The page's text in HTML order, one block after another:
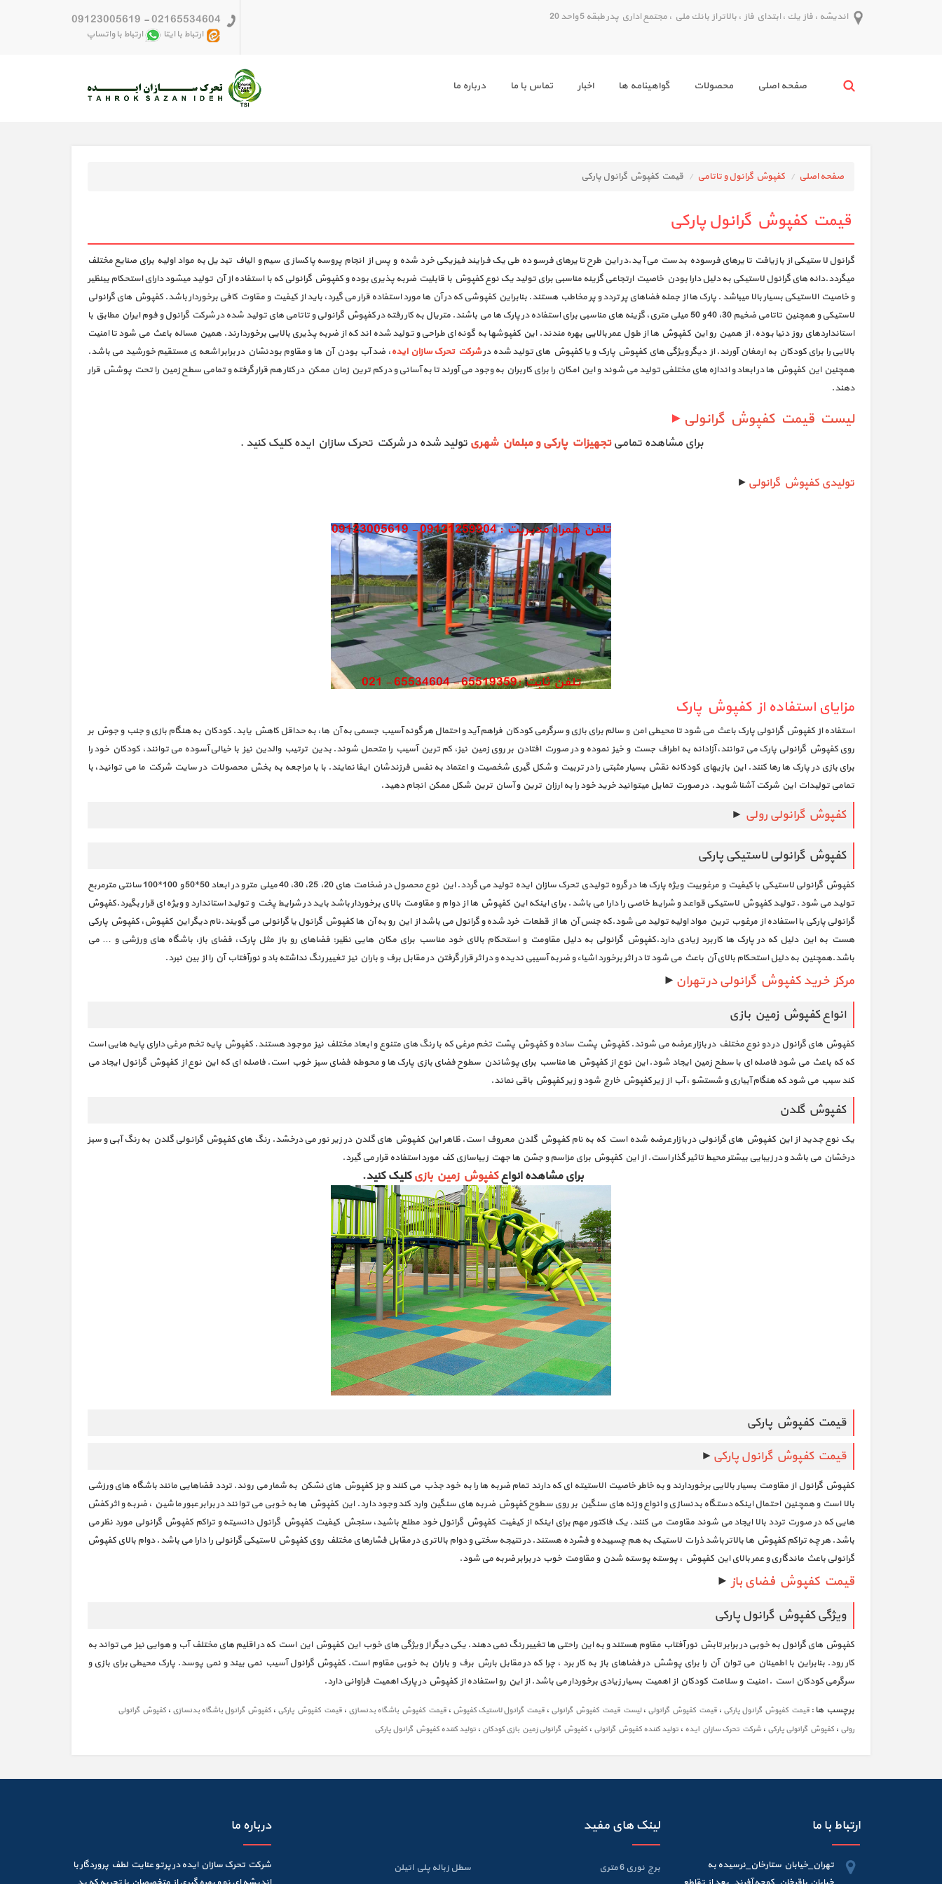
انديشه ، فاز يك ، ابتداي فاز ، بالاتر از بانك ملي ، مجتمع اداري پدر طبقه 5 واحد 20 02165534604
-
09123005619
ارتباط با ایتا ارتباط با واتساپ
صفحه اصلي محصولات گواهينامه ها اخبار تماس با ما درباره ما
صفحه اصلی کفپوش گرانول و تاتامی قیمت کفپوش گرانول پارکی
قیمت کفپوش گرانول پارکی
گرانول لاستیکی از بازیافت تایرهای فرسوده بدست می آید.در این طرح تایرهای فرسوده طی یک فرایند فیزیکی خرد شده و پس از انجام پروسه پاکسازی سیم و الیاف تبدیل به مواد اولیه برای صنایع مختلف
میگردد.دانه های گرانول لاستیکی به دلیل دارا بودن خاصیت ارتجاعی گزینه مناسبی برای تولید یک نوع کفپوش با قابلیت ضربه پذیری بوده و کفپوش گرانولی که با استفاده از آن تولید میشود دارای استحکام بینظیر
و خاصیت الاستیکی بسیار بالا میباشد . پارک ها از جمله فضاهای پر تردد و پر مخاطب هستند. بنابراین کفپوشی که در آن ها مورد استفاده قرار می گیرد، باید از کیفیت و مقاوت کافی برخوردار باشد. کفپوش های گرانولی
لاستیکی و همچنین تاتامی ضخیم 30، 40 و 50 میلی متری، گزینه های مناسبی برای استفاده در پارک ها می باشند. متریال به کار رفته در کفپوش گرانولی و تاتامی های تولید شده در شرکت گرانول و فوم ایران مطابق با
استانداردهای روز دنیا بوده. از همین رو این کفپوش ها از طول عمر بالایی بهره مندند. این کفپوشها به گونه ای طراحی و تولید شده اند که از ضربه پذیری بالایی برخوردارند. همین مساله باعث می شود تا امنیت
بالایی را برای کودکان به ارمغان آورند. از دیگر ویژگی های کفپوش پارک و یا کفپوش های تولید شده درشرکت تحرک سازان ایده، ضد آب بودن آن ها و مقاوم بودنشان در برابر اشعه ی مستقیم خورشید می باشد.
همچنین این کفپوش ها در ابعاد و اندازه های مختلفی تولید می شوند و این امکان را برای کاربران به وجود می آورند تا به آسانی و در کم ترین زمان ممکن در کنار هم قرار گرفته و تمامی سطح زمین را تحت پوشش قرار
دهند.
لیست قیمت کفپوش گرانولی ►
برای مشاهده تمامیتجهیزات پارکی و مبلمان شهری تولید شده در شرکت تحرک سازان ایده کلیک کنید .
تولیدی کفپوش گرانولی ►
مزایای استفاده از کفپوش پارک
استفاده از کفپوش گرانولی پارک باعث می شود تا محیطی امن و سالم برای بازی و سرگرمی کودکان فراهم آید و احتمال هر گونه آسیب جسمی به آن ها، به حداقل کاهش یابد. کودکان به هنگام بازی و جنب و جوش بر
روی کفپوش گرانولی پارک می توانند، آزادانه به اطراف جست و خیز نموده و در صورت افتادن بر روی زمین نیز، کم ترین آسیب را متحمل شوند. بدین ترتیب والدین نیز با خیالی آسوده می توانند، کودکان خود را
برای بازی در پارک ها رها کنند. این بازیهای کودکانه نقش بسیار مثبتی را در تربیت و شکل گیری شخصیت و اعتماد به نفس فرزندشان ایفا نمایند. با با مراجعه به بخش محصولات در سایت شرکت ما می توانید، با
تمامی تولیدات این شرکت آشنا شوید. در صورت تمایل میتوانید خرید خود را به ارزان ترین و آسان ترین شکل ممکن انجام دهید.
کفپوش گرانولی رولی ►
کفپوش گرانولی لاستیکی پارکی
کفپوش گرانولی لاستیکی با کیفیت و مرغوبیت ویژه پارک ها در گروه تولیدی تحرک سازان ایده تولید می گردد. این نوع محصول در ضخامت های 20، 25، 30، 40 میلی متر و در ابعاد 50*50 و 100*100 سانتی مترمربع
تولید می شود. تولید کفپوش لاستیکی قواعد و شرایط خاصی را دارا می باشد. برای اینکه این کفپوش ها از دوام و مقاومت بالای برخوردار باشد باید در شرایط پخت و تولید استاندارد و ویژه ای قرار بگیرد.کفپوش
گرانولی پارکی با استفاده از مرغوب ترین مواد اولیه تولید می شود.که جنس آن ها از قطعات خرد شده و گرانول می باشد از این رو به آن ها کفپوش گرانول یا گرانولی می گویند.نام دیگر این کفپوش، کفپوش پارکی
هست به این دلیل که در پارک ها کاربرد زیادی دارد.کفپوش گرانولی به دلیل مقاومت و استحکام بالای خود مناسب برای مکان هایی نظیر: فضاهای رو باز مثل پارک، فضای باز، باشگاه های ورزشی و … می
باشد.همچنین به دلیل استحکام بالای آن باعث می شود تا در اثر برخورد اشیاء و ضربه آسیبی ندیده و در اثر قرار گرفتن در مقابل برف و باران نیز تغییر رنگ نداشته باد و نورآفتاب آن را از بین نبرد.
مرکز خرید کفپوش گرانولی در تهران ►
انواع کفپوش زمین بازی
کفپوش های گرانول در دو نوع مختلف در بازار عرضه می شوند. کفپوش پشت ساده و کفپوش پشت تخم مرغی که با رنگ های متنوع و ابعاد مختلف نیز موجود هستند. کفپوش پایه تخم مرغی دارای پایه هایی است
که که باعث می شود فاصله ای با سطح زمین ایجاد شود. این نوع از کفپوش ها مناسب برای پوشاندن سطوح فضای بازی پارک ها و محوطه فضای سبز خوب است. فاصله ای که این نوع از کفپوش گرانول ایجاد می
کند سبب می شود که هنگام آبیاری و شستشو ، آب از زیر کفپوش خارج شود و زیر کفپوش باقی نماند.
کفپوش گلدن
یک نوع جدید از این کفپوش های گرانولی در بازار عرضه شده است که به نام کفپوش گلدن معروف است. ظاهر این کفپوش های گلدن در زیر نور می درخشد. رنگ های کفپوش گرانولی گلدن به رنگ آبی و سبز
درخشان می باشد و در زیبایی بیشتر محیط تاثیر گذار است. از این کفپوش برای مزاسم و جشن ها جهت زیباسازی کف مورد استفاده قرار می گیرد.
برای مشاهده انواعکفپوش زمین بازیکلیک کنید.
قیمت کفپوش پارکی
قیمت کفپوش گرانول پارکی ►
کفپوش گرانول از مقاومت بسیار بالایی برخوردارند و به خاطر خاصیت الاستیته ای که دارند تمام ضربه ها را به خود جذب می کنند و جز کفپوش های نشکن به شمار می روند. تردد فضاهایی مانند باشگاه های ورزشی
بالا است و همچنین احتمال اینکه دستگاه بدنسازی و انواع وزنه های سنگین بر روی سطوح کفپوش ضربه های سنگین وارد کند وجود دارد. این کفپوش ها به خوبی می توانند در برابر عبور ماشین ، ضربه و اثر کفش
هایی که در صورت تردد بالا ایجاد می شوند مقاومت می کنند. یک فاکتور مهم برای اینکه از کیفیت کفپوش گرانول خود مطلع باشید، سنجش کیفیت کفپوش گرانول دانسیته و تراکم کفپوش گرانولی مورد نظر می
باشد. هر چه تراکم کفپوش ها بالاتر باشد ذرات لاستیک به هم چسبیده و فشرده هستند. در نتیجه سختی و دوام بالاتری در مقابل فشارهای مختلف روی کفپوش لاستیکی گرانولی را دارا می باشد. دوام بالای کفپوش
گرانولی باعث ماندگاری و عمر بالای این کفپوش ، پوسته پوسته شدن و مقاومت خوب در برابر ضربه می شود.
قیمت کفپوش فضای باز ►
ویژگی کفپوش گرانول پارکی
کفپوش های گرانول به خوبی در برابر تابش نور آفتاب مقاوم هستند و به این راحتی ها تغییر رنگ نمی دهند. یکی دیگر از ویژگی های خوب این کفپوش این است که در اقلیم های مختلف آب و هوایی نیز می تواند به
کار رود. بنابراین با اطمینان می توان آن را برای پوشش در فضاهای باز به کار برد ، چرا که در مقابل بارش برف و باران به خوبی مقاوم است. کفپوش گرانول آسیب نمی بیند و نمی پوسد. پارک محیطی برای بازی و
سرگرمی کودکان است . امنیت و سلامت کودکان از اهمیت بسیار زیادی برخوردار می باشد. از این رو استفاده از کفپوش در پارک اهمیت فراوانی دارد.
برچسب ها : قیمت کفپوش گرانول پارکی ، قیمت کفپوش گرانولی ،لیست قیمت کفپوش گرانولی ، قیمت گرانول لاستیک کفپوش ، قیمت کفپوش باشگاه بدنسازی ، قیمت کفپوش پارکی ، کفپوش گرانول باشگاه بدنسازی ، کفپوش گرانولی
رولی ، کفپوش گرانولی پارکی ، شرکت تحرک سازان ایده ، تولید کننده کفپوش گرانولی ، کفپوش گرانولی زمین بازی کودکان ، تولید کننده کفپوش گرانول پارکی
ارتباط با ما
تهران_خیابان ستارخان_نرسیده به
لینک های مفید
برج نوری 6 متری
سطل زباله پلي اتيلن
درباره ما
شرکت تحرک سازان ایده در پرتو عنایت لطف پروردگار با